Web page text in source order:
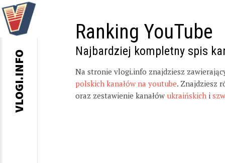
Ranking YouTube
Najbardziej kompletny spis
Na stronie vlogi.info znajdziesz
polskich kanałów na youtube. Znajdziesz
oraz zestawienie kanałów ukraińskich i
VLOGI.INFO